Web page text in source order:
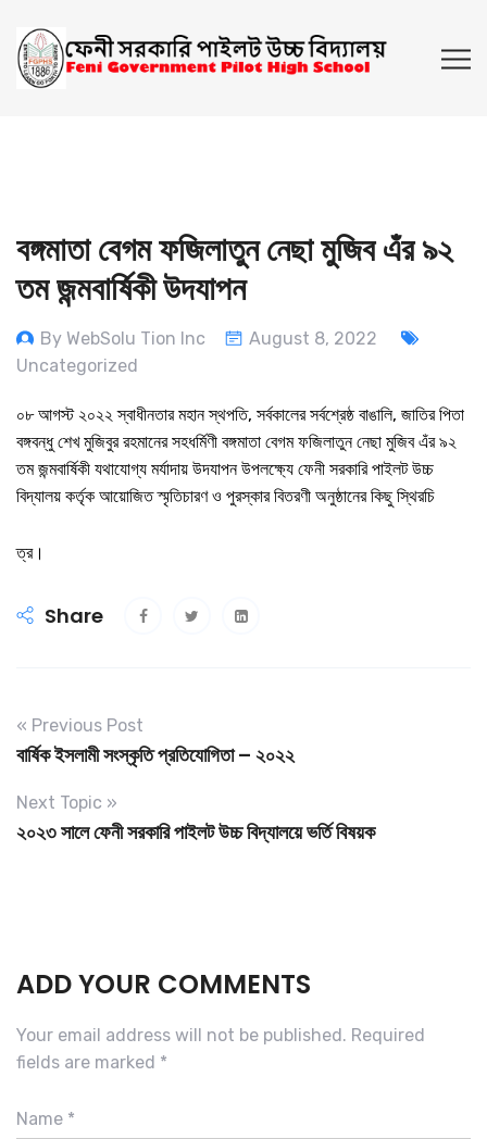
বঙ্গমাতা বেগম ফজিলাতুন নেছা মুজিব এঁর ৯২
তম জন্মবার্ষিকী উদযাপন
By WebSolu Tion Inc
August 8, 2022
Uncategorized
০৮ আগস্ট ২০২২ স্বাধীনতার মহান স্থপতি, সর্বকালের সর্বশ্রেষ্ঠ বাঙালি, জাতির পিতা
বঙ্গবন্ধু শেখ মুজিবুর রহমানের সহধর্মিণী বঙ্গমাতা বেগম ফজিলাতুন নেছা মুজিব এঁর ৯২
তম জন্মবার্ষিকী যথাযোগ্য মর্যাদায় উদযাপন উপলক্ষ্যে ফেনী সরকারি পাইলট উচ্চ
বিদ্যালয় কর্তৃক আয়োজিত স্মৃতিচারণ ও পুরস্কার বিতরণী অনুষ্ঠানের কিছু স্থিরচি
ত্র।
Share
« Previous Post
বার্ষিক ইসলামী সংস্কৃতি প্রতিযোগিতা – ২০২২
Next Topic »
২০২৩ সালে ফেনী সরকারি পাইলট উচ্চ বিদ্যালয়ে ভর্তি বিষয়ক
ADD YOUR COMMENTS
Your email address will not be published. Required
fields are marked *
Name *